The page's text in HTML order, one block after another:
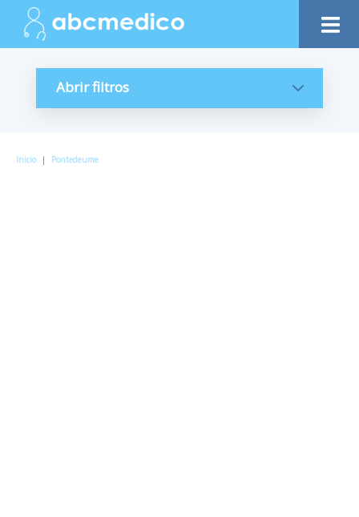
Abrir filtros
Inicio | Pontedeume